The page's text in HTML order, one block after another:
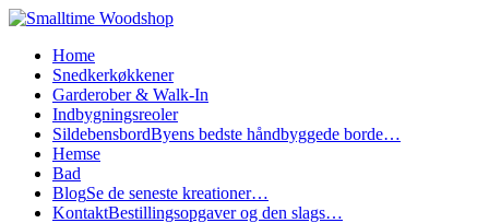
Home
Snedkerkøkkener
Garderober & Walk-In
Indbygningsreoler
SildebensbordByens bedste håndbyggede borde…
Hemse
Bad
BlogSe de seneste kreationer…
KontaktBestillingsopgaver og den slags…